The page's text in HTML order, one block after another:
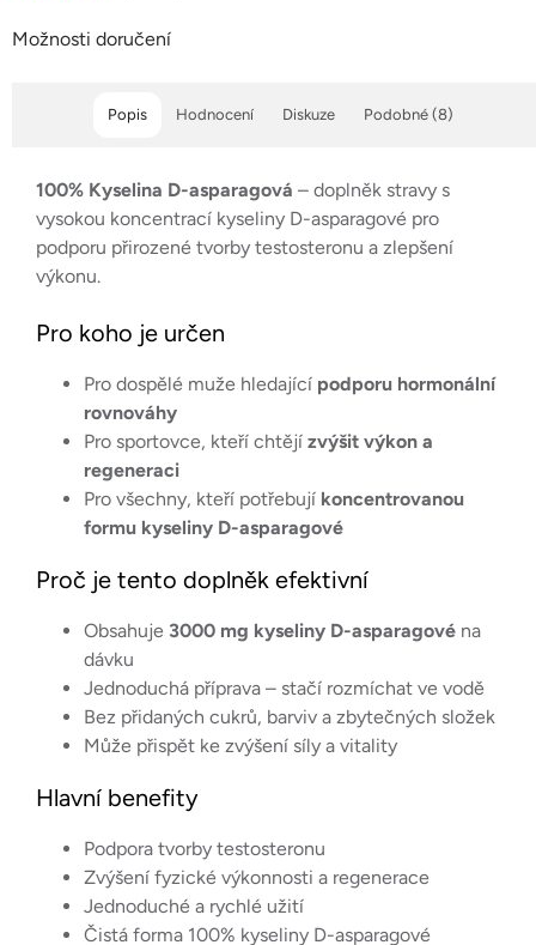
Možnosti doručení
Popis Podobné (8)
Hodnocení Diskuze
100% Kyselina D-asparagová – doplněk stravy s
vysokou koncentrací kyseliny D-asparagové pro
podporu přirozené tvorby testosteronu a zlepšení
výkonu.
Pro koho je určen
Pro dospělé muže hledající podporu hormonální
rovnováhy
Pro sportovce, kteří chtějí zvýšit výkon a
regeneraci
Pro všechny, kteří potřebují koncentrovanou
formu kyseliny D-asparagové
Proč je tento doplněk efektivní
Obsahuje 3000 mg kyseliny D-asparagové na
dávku
Jednoduchá příprava – stačí rozmíchat ve vodě
Bez přidaných cukrů, barviv a zbytečných složek
Může přispět ke zvýšení síly a vitality
Hlavní benefity
Podpora tvorby testosteronu
Zvýšení fyzické výkonnosti a regenerace
Jednoduché a rychlé užití
Čistá forma 100% kyseliny D-asparagové